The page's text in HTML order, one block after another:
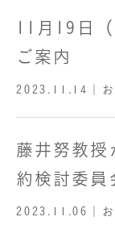
11月19日
ご案内
2023.11.14 ｜
藤井努教授
約検討委員
2023.11.06 ｜